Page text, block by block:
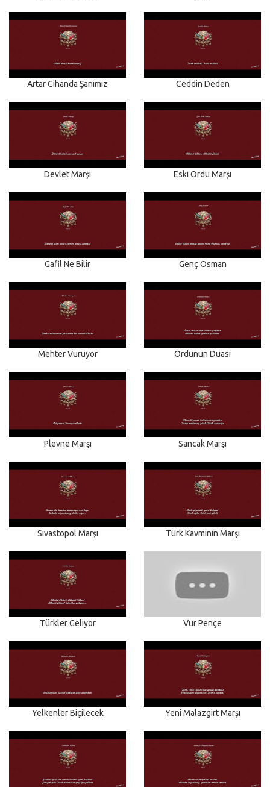
Artar Cihanda Şanımız Ceddin Deden
Devlet Marşı Eski Ordu Marşı
Gafil Ne Bilir Genç Osman
Mehter Vuruyor Ordunun Duası
Plevne Marşı Sancak Marşı
Sivastopol Marşı Türk Kavminin Marşı
Türkler Geliyor Vur Pençe
Yelkenler Biçilecek Yeni Malazgirt Marşı